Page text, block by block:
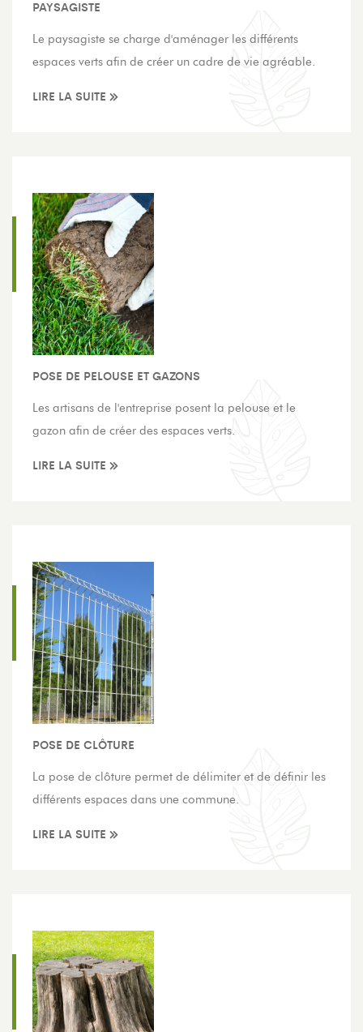
PAYSAGISTE
Le paysagiste se charge d'aménager les différents
espaces verts afin de créer un cadre de vie agréable.
LIRE LA SUITE
POSE DE PELOUSE ET GAZONS
Les artisans de l'entreprise posent la pelouse et le
gazon afin de créer des espaces verts.
LIRE LA SUITE
POSE DE CLÔTURE
La pose de clôture permet de délimiter et de définir les
différents espaces dans une commune.
LIRE LA SUITE